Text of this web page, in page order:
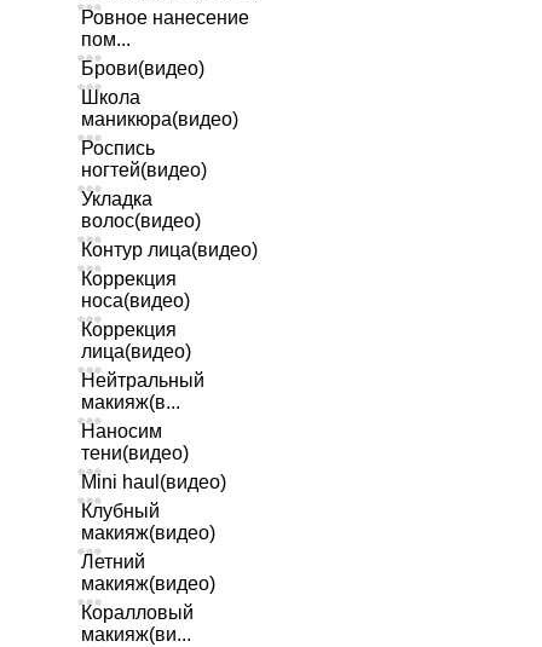
Ровное нанесение
пом...
Брови(видео)
Школа
маникюра(видео)
Роспись
ногтей(видео)
Укладка
волос(видео)
Контур лица(видео)
Коррекция
носа(видео)
Коррекция
лица(видео)
Нейтральный
макияж(в...
Наносим
тени(видео)
Mini haul(видео)
Клубный
макияж(видео)
Летний
макияж(видео)
Коралловый
макияж(ви...